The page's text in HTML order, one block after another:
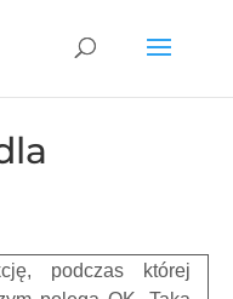
podczas której